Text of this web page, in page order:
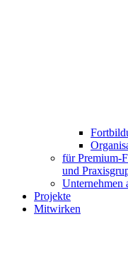
für Premium-
und
Unternehmen
Projekte
Mitwirken